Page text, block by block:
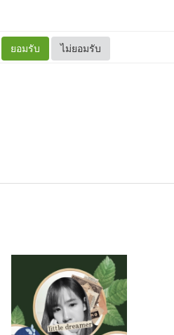
ยอมรับ ไม่ยอมรับ